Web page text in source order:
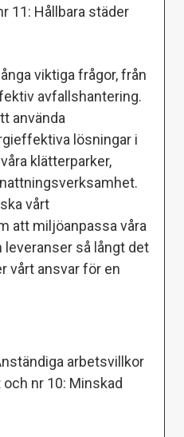
11: Hållbara städer
viktiga frågor, från
avfallshantering.
använda
lösningar i
klätterparker,
vårt
att miljöanpassa våra
så långt det
vårt ansvar för en
arbetsvillkor
nr 10: Minskad